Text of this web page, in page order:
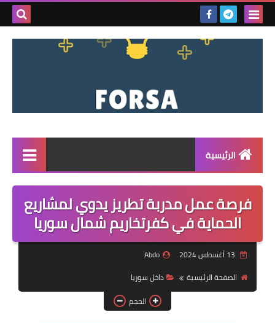
بحث
الرئيسية
القائمة
مناقصات
فرص عمل داخل سوريا
فرص عمل في العراق
فرص عمل في اليمن
فرصة عمل مدربة تطريز يدوي لمشاريع
الحماية في كفرتخاريم شمال سوريا
Abdo
الصفحة الرئيسية
داخل سوريا
الحجم